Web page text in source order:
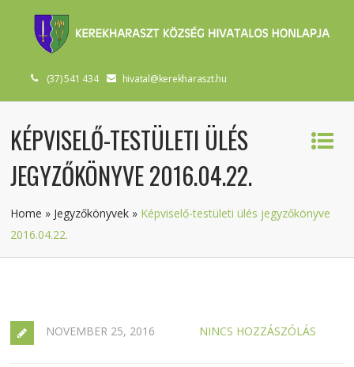
(37) 541 434 hivatal@kerekharaszt.hu
KÉPVISELŐ-TESTÜLETI ÜLÉS
JEGYZŐKÖNYVE 2016.04.22.
Home » Jegyzőkönyvek » Képviselő-testületi ülés jegyzőkönyve
2016.04.22.
NOVEMBER 25, 2016 NINCS HOZZÁSZÓLÁS